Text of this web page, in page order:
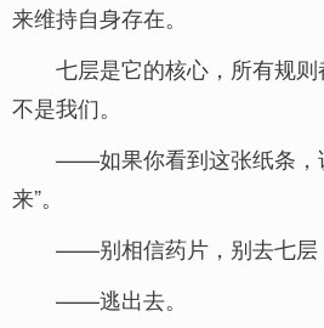
来维持自身存在。
七层是它的核心，所有规
不是我们。
——如果你看到这张纸条，
来”。
——别相信药片，别去七层
——逃出去。